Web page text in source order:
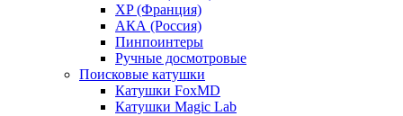
XP (Франция)
АКА (Россия)
Пинпоинтеры
Ручные досмотровые
Поисковые катушки
Катушки FoxMD
Катушки Magic Lab